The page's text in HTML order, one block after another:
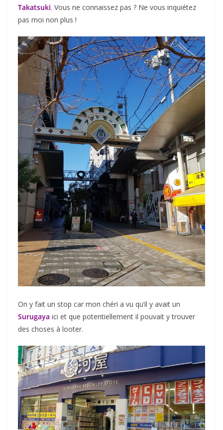
Takatsuki. Vous ne connaissez pas ? Ne vous inquiétez
pas moi non plus !
On y fait un stop car mon chéri a vu qu’il y avait un
Surugaya ici et que potentiellement il pouvait y trouver
des choses à looter.